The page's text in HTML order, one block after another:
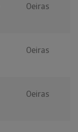
Oeiras
Oeiras
Oeiras